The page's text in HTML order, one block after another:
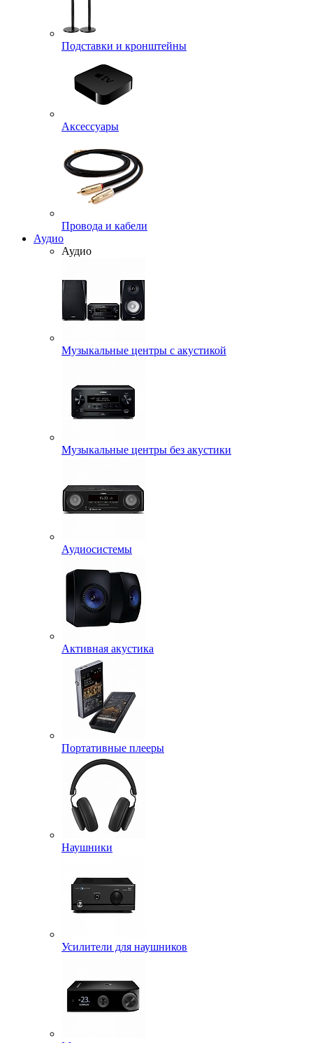
Подставки и кронштейны
Аксессуары
Провода и кабели
Аудио
Аудио
Музыкальные центры с акустикой
Музыкальные центры без акустики
Аудиосистемы
Активная акустика
Портативные плееры
Наушники
Усилители для наушников